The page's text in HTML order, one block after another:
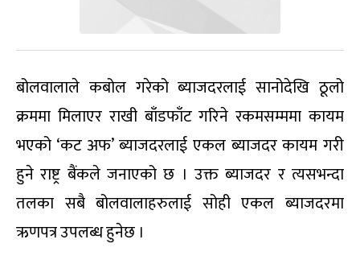
बोलवालाले कबोल गरेको ब्याजदरलाई सानोदेखि ठूलो
क्रममा मिलाएर राखी बाँडफाँट गरिने रकमसम्ममा कायम
भएको ‘कट अफ’ ब्याजदरलाई एकल ब्याजदर कायम गरी
हुने राष्ट्र बैंकले जनाएको छ । उक्त ब्याजदर र त्यसभन्दा
तलका सबै बोलवालाहरुलाई सोही एकल ब्याजदरमा
ऋणपत्र उपलब्ध हुनेछ ।